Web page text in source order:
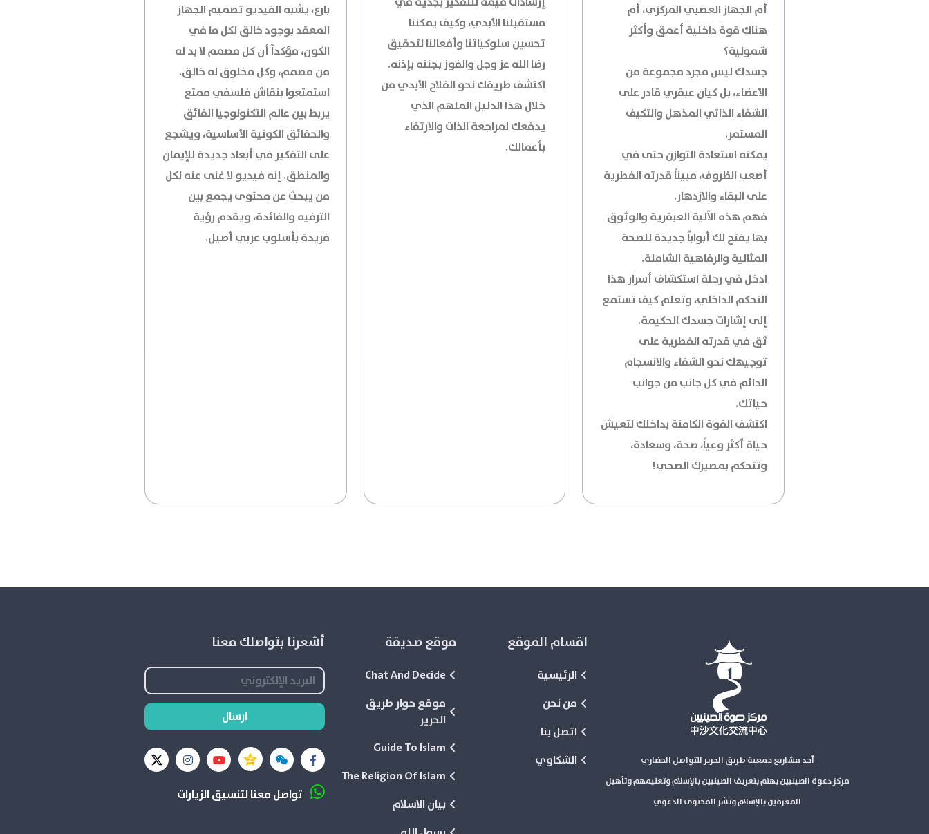
أم الجهاز العصبي المركزي، أم
هناك قوة داخلية أعمق وأكثر
شمولية؟
جسدك ليس مجرد مجموعة من
الأعضاء، بل كيان عبقري قادر على
الشفاء الذاتي المذهل والتكيف
المستمر.
يمكنه استعادة التوازن حتى في
أصعب الظروف، مبيناً قدرته الفطرية
على البقاء والازدهار.
فهم هذه الآلية العبقرية والوثوق
بها يفتح لك أبواباً جديدة للصحة
المثالية والرفاهية الشاملة.
ادخل في رحلة استكشاف أسرار هذا
التحكم الداخلي، وتعلم كيف تستمع
إلى إشارات جسدك الحكيمة.
ثق في قدرته الفطرية على
توجيهك نحو الشفاء والانسجام
الدائم في كل جانب من جوانب
حياتك.
اكتشف القوة الكامنة بداخلك لتعيش
حياة أكثر وعياً، صحة، وسعادة،
وتتحكم بمصيرك الصحي!
مستقبلنا الأبدي، وكيف يمكننا
تحسين سلوكياتنا وأفعالنا لتحقيق
رضا الله عز وجل والفوز بجنته بإذنه.
اكتشف طريقك نحو الفلاح الأبدي من
خلال هذا الدليل الملهم الذي
يدفعك لمراجعة الذات والارتقاء
بأعمالك.
بارع، يشبه الفيديو تصميم الجهاز
المعقد بوجود خالق لكل ما في
الكون، مؤكداً أن كل مصمم لا بد له
من مصمم، وكل مخلوق له خالق.
استمتعوا بنقاش فلسفي ممتع
يربط بين عالم التكنولوجيا الفائق
والحقائق الكونية الأساسية، ويشجع
على التفكير في أبعاد جديدة للإيمان
والمنطق. إنه فيديو لا غنى عنه لكل
من يبحث عن محتوى يجمع بين
الترفيه والفائدة، ويقدم رؤية
فريدة بأسلوب عربي أصيل.
أحد مشاريع جمعية طريق الحرير للتواصل الحضاري
مركز دعوة الصينيين يهتم بتعريف الصينيين بالإسلام وتعليمهم وتأهيل
المعرفين بالإسلام ونشر المحتوى الدعوي
اقسام الموقع
الرئيسية
من نحن
اتصل بنا
الشكاوي
موقع صديقة
Chat And Decide
موقع حوار طريق
الحرير
Guide To Islam
The Religion Of Islam
بيان الاسلام
أشعرنا بتواصلك معنا
ارسال
تواصل معنا لتنسيق الزيارات